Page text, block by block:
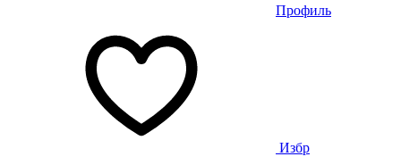
Профиль
Избр